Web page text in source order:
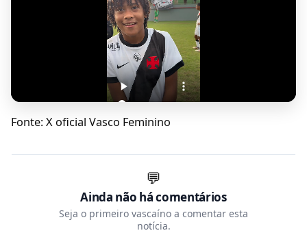
Fonte: X oficial Vasco Feminino
💬
Ainda não há comentários
Seja o primeiro vascaíno a comentar esta
notícia.